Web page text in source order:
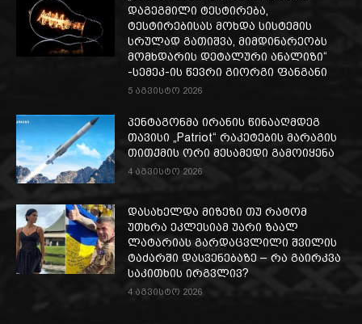
დაგეგმილი ტესტირება,
ტესტირებისას მოხდა სისტემის
სრულად გათიშვა, მიმდინარეობს
მომხდარის დეტალური ანალიზი“
-სემეკ-ის წევრი გიორგი ფანგანი
5 აგვისტო 2026
პენტაგონმა ირანის წინააღმდეგ
თავისი „Patriot“ რაკეტების მარაგის
თითქმის ორი მესამედი გამოიყენა
4 აგვისტო 2026
დასახელდა მიზეზი თუ რატომ
უთხრა ეკლესიამ უარი ზაალ
ლატარიას გარდაცვლილი შვილის
ტაძარში დასვენებაზე – რა გაირკვა
საკითხის ირგვლივ?
4 აგვისტო 2026